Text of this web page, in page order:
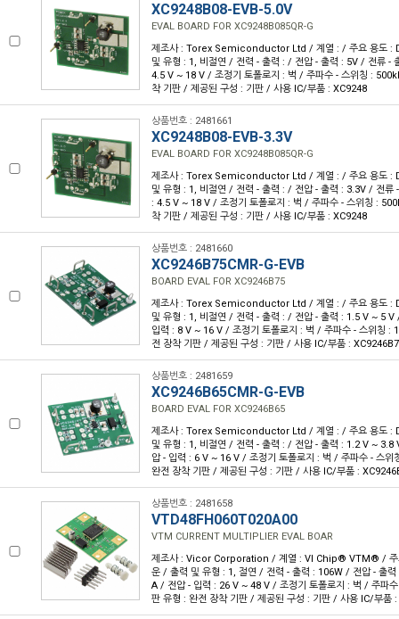
XC9248B08-EVB-5.0V
EVAL BOARD FOR XC9248B085QR-G
제조사 : Torex Semiconductor Ltd / 계열 : / 주요 용도 :
및 유형 : 1, 비절연 / 전력 - 출력 : / 전압 - 출력 : 5V / 전류 -
4.5 V ~ 18 V / 조정기 토폴로지 : 벅 / 주파수 - 스위칭 :
착 기판 / 제공된 구성 : 기판 / 사용 IC/부품 : XC9248
상품번호 : 2481661
XC9248B08-EVB-3.3V
EVAL BOARD FOR XC9248B085QR-G
제조사 : Torex Semiconductor Ltd / 계열 : / 주요 용도 :
및 유형 : 1, 비절연 / 전력 - 출력 : / 전압 - 출력 : 3.3V / 전류
: 4.5 V ~ 18 V / 조정기 토폴로지 : 벅 / 주파수 - 스위칭 :
착 기판 / 제공된 구성 : 기판 / 사용 IC/부품 : XC9248
상품번호 : 2481660
XC9246B75CMR-G-EVB
BOARD EVAL FOR XC9246B75
제조사 : Torex Semiconductor Ltd / 계열 : / 주요 용도 :
및 유형 : 1, 비절연 / 전력 - 출력 : / 전압 - 출력 : 1.5 V ~ 5
입력 : 8 V ~ 16 V / 조정기 토폴로지 : 벅 / 주파수 - 스위칭 :
전 장착 기판 / 제공된 구성 : 기판 / 사용 IC/부품 :
상품번호 : 2481659
XC9246B65CMR-G-EVB
BOARD EVAL FOR XC9246B65
제조사 : Torex Semiconductor Ltd / 계열 : / 주요 용도 :
및 유형 : 1, 비절연 / 전력 - 출력 : / 전압 - 출력 : 1.2 V ~
압 - 입력 : 6 V ~ 16 V / 조정기 토폴로지 : 벅 / 주파수 - 스
완전 장착 기판 / 제공된 구성 : 기판 / 사용 IC/부품 :
상품번호 : 2481658
VTD48FH060T020A00
VTM CURRENT MULTIPLIER EVAL BOAR
제조사 : Vicor Corporation / 계열 : VI Chip® VTM® / 주
운 / 출력 및 유형 : 1, 절연 / 전력 - 출력 : 106W / 전압 - 출
A / 전압 - 입력 : 26 V ~ 48 V / 조정기 토폴로지 : 벅 / 주파
판 유형 : 완전 장착 기판 / 제공된 구성 : 기판 / 사용 IC/부품